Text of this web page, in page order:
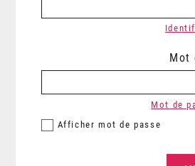
Mot
Afficher mot de passe
Mot de